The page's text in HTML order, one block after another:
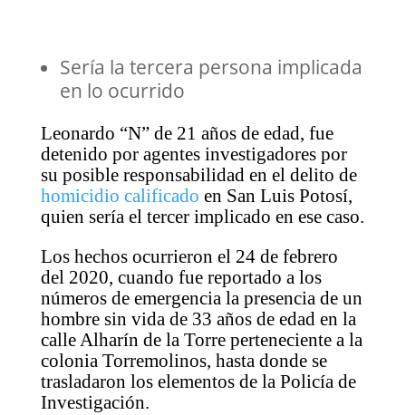
Sería la tercera persona implicada
en lo ocurrido
Leonardo “N” de 21 años de edad, fue
detenido por agentes investigadores por
su posible responsabilidad en el delito de
homicidio calificado en San Luis Potosí,
quien sería el tercer implicado en ese caso.
Los hechos ocurrieron el 24 de febrero
del 2020, cuando fue reportado a los
números de emergencia la presencia de un
hombre sin vida de 33 años de edad en la
calle Alharín de la Torre perteneciente a la
colonia Torremolinos, hasta donde se
trasladaron los elementos de la Policía de
Investigación.